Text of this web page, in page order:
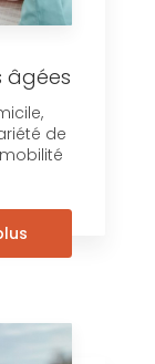
âgées
de